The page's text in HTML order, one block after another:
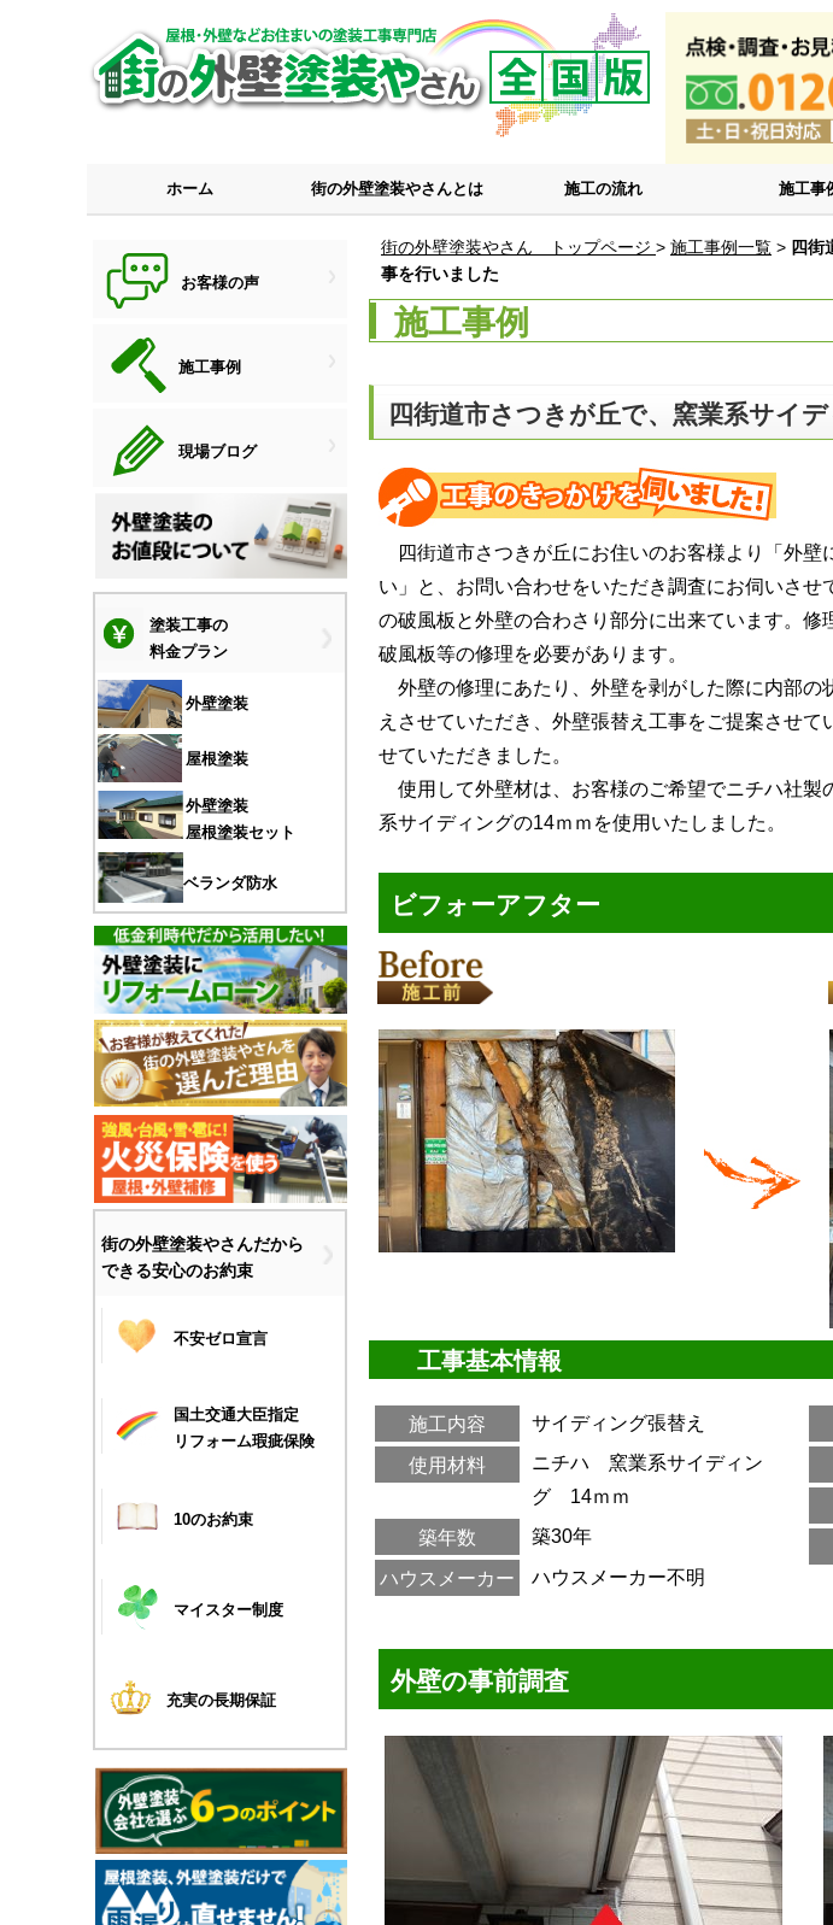
ホーム 街の外壁塗装やさんとは 施工の流れ 施工事
お客様の声
施工事例
現場ブログ
塗装工事の
料金プラン
外壁塗装
屋根塗装
外壁塗装
屋根塗装セット
ベランダ防水
街の外壁塗装やさんだから
できる安心のお約束
不安ゼロ宣言
国土交通大臣指定
リフォーム瑕疵保険
10のお約束
マイスター制度
充実の長期保証
街の外壁塗装やさん トップページ > 施工事例一覧 > 四街
事を行いました
施工事例
四街道市さつきが丘で、窯業系サイ
四街道市さつきが丘にお住いのお客様より「外
い」と、お問い合わせをいただき調査にお伺いさ
の破風板と外壁の合わさり部分に出来ています。
破風板等の修理を必要があります。
外壁の修理にあたり、外壁を剥がした際に内部の
えさせていただき、外壁張替え工事をご提案させ
せていただきました。
使用して外壁材は、お客様のご希望でニチハ社
系サイディングの14ｍｍを使用いたしました。
ビフォーアフター
工事基本情報
施工内容 サイディング張替え
使用材料
ニチハ 窯業系サイディン
グ 14ｍｍ
築年数
築30年
ハウスメーカー ハウスメーカー不明
外壁の事前調査